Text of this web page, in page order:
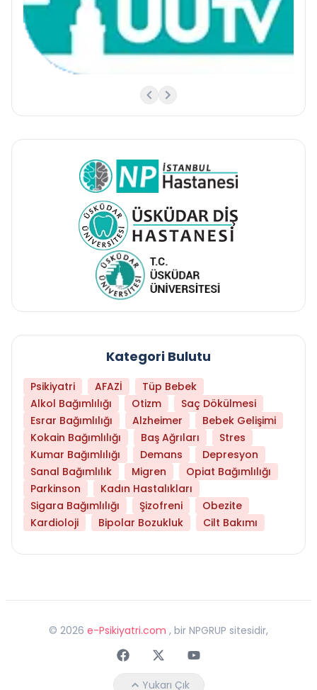
Kategori Bulutu
Psikiyatri AFAZİ
Tüp Bebek
Alkol Bağımlılığı
Otizm
Saç Dökülmesi
Esrar Bağımlılığı
Alzheimer
Bebek Gelişimi
Kokain Bağımlılığı
Baş Ağrıları
Stres
Kumar Bağımlılığı
Demans
Depresyon
Sanal Bağımlılık
Migren
Opiat Bağımlılığı
Parkinson
Kadın Hastalıkları
Sigara Bağımlılığı
Şizofreni
Obezite
Kardioloji
Bipolar Bozukluk Cilt Bakımı
© 2026 e-Psikiyatri.com , bir NPGRUP sitesidir,
FaceebokTwitterYoutube
Yukarı Çık